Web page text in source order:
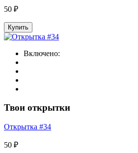
50 ₽
Купить
Включено:
Твои открытки
Открытка #34
50 ₽